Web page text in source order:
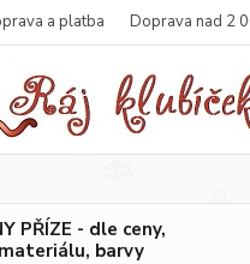
a platba Doprava nad 2
PŘÍZE - dle ceny,
barvy